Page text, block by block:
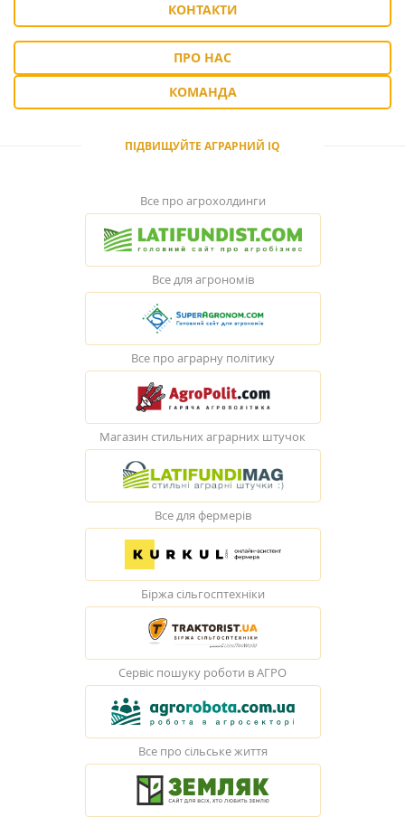
КОНТАКТИ
ПРО НАС
КОМАНДА
ПІДВИЩУЙТЕ АГРАРНИЙ IQ
Все про агрохолдинги
Все для агрономів
Все про аграрну політику
Магазин стильних аграрних штучок
Все для фермерів
Біржа сільгосптехніки
Сервіс пошуку роботи в АГРО
Все про сільське життя